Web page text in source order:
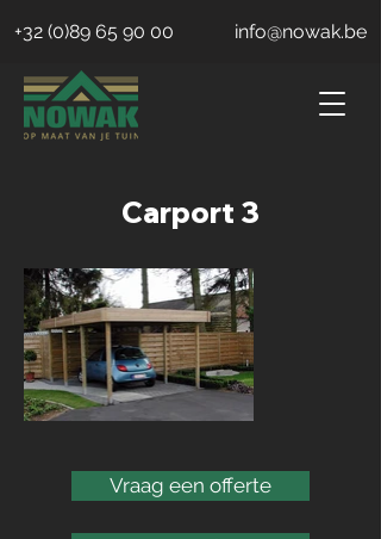
+32 (0)89 65 90 00 info@nowak.be
Carport 3
Vraag een offerte